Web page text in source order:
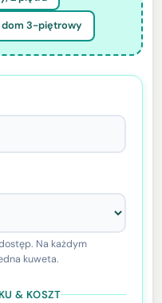
dom 3-piętrowy
Na każdym
kuweta.
& KOSZT